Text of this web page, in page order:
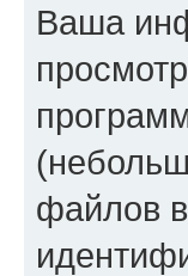
Ваша
файлов